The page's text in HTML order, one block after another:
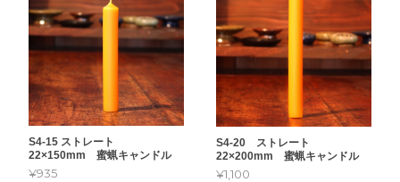
S4-15 ストレート
22×150mm 蜜蝋キャンドル
¥935
S4-20 ストレート
22×200mm 蜜蝋キャンドル
¥1,100